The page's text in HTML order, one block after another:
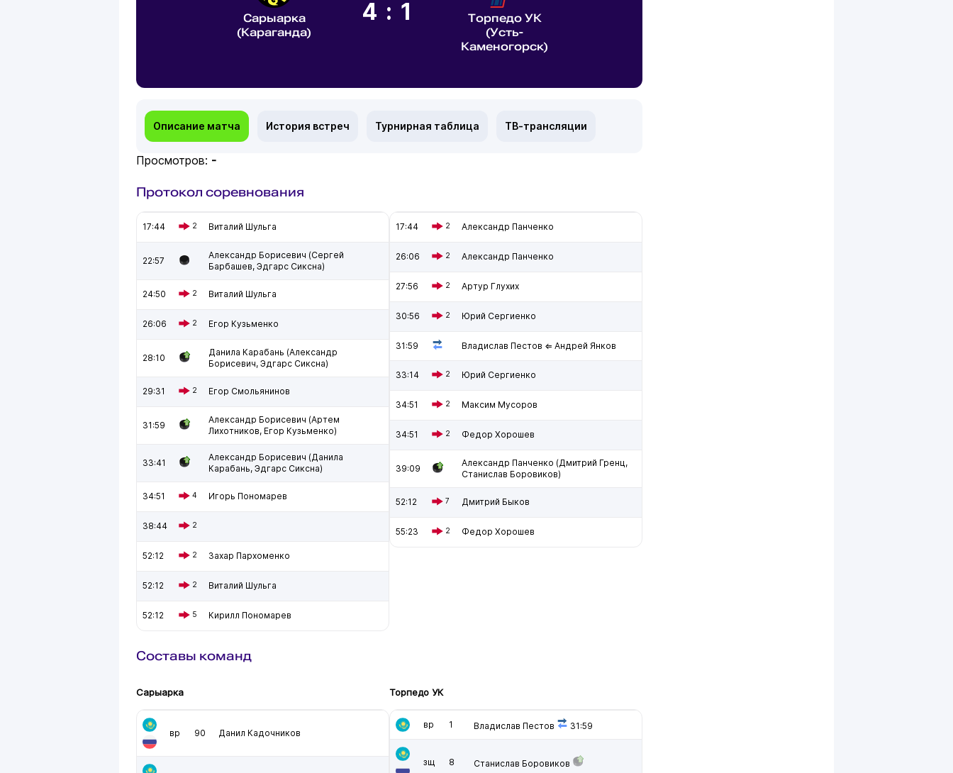
Сарыарка
(Караганда)
4:1
Торпедо УК
(Усть-
Каменогорск)
Описание матча История встреч Турнирная таблица ТВ-трансляции
Просмотров: -
Протокол соревнования
17:44 2 Виталий Шульга
22:57
Александр Борисевич (Сергей
Барбашев, Эдгарс Сиксна)
24:50 2 Виталий Шульга
26:06 2 Егор Кузьменко
28:10
Данила Карабань (Александр
Борисевич, Эдгарс Сиксна)
29:31 2 Егор Смольянинов
31:59
Александр Борисевич (Артем
Лихотников, Егор Кузьменко)
33:41
Александр Борисевич (Данила
Карабань, Эдгарс Сиксна)
34:51 4 Игорь Пономарев
38:44 2
52:12 2 Захар Пархоменко
52:12 2 Виталий Шульга
52:12 5 Кирилл Пономарев
17:44 2 Александр Панченко
26:06 2 Александр Панченко
27:56 2 Артур Глухих
30:56 2 Юрий Сергиенко
31:59 Владислав Пестов ⇐ Андрей Янков
33:14 2 Юрий Сергиенко
34:51 2 Максим Мусоров
34:51 2 Федор Хорошев
39:09
Александр Панченко (Дмитрий Гренц,
Станислав Боровиков)
52:12 7 Дмитрий Быков
55:23 2 Федор Хорошев
Составы команд
Сарыарка
вр 90 Данил Кадочников
Торпедо УК
вр 1 Владислав Пестов 31:59
зщ 8 Станислав Боровиков